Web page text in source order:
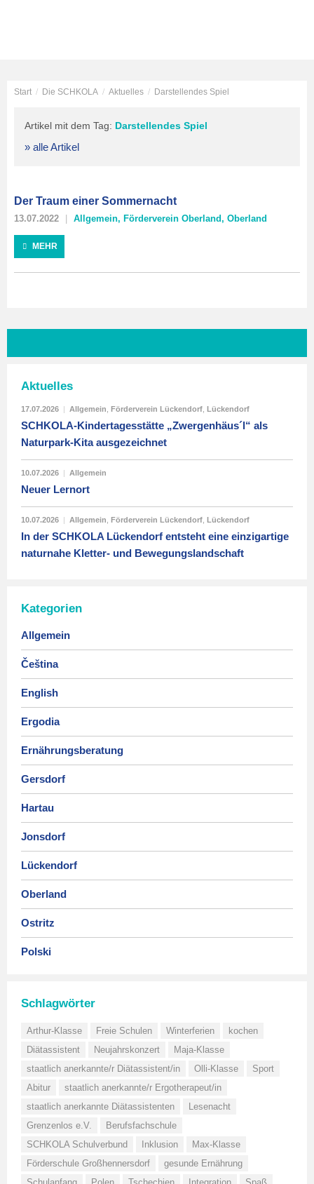
Start / Die SCHKOLA / Aktuelles / Darstellendes Spiel
Artikel mit dem Tag: Darstellendes Spiel
» alle Artikel
Der Traum einer Sommernacht
13.07.2022 Allgemein, Förderverein Oberland, Oberland
MEHR
Aktuelles
17.07.2026 | Allgemein Förderverein Lückendorf Lückendorf
SCHKOLA-Kindertagesstätte „Zwergenhäus´l“ als
Naturpark-Kita ausgezeichnet
10.07.2026 | Allgemein
Neuer Lernort
10.07.2026 | Allgemein Förderverein Lückendorf Lückendorf
In der SCHKOLA Lückendorf entsteht eine einzigartige
naturnahe Kletter- und Bewegungslandschaft
Kategorien
Allgemein
Čeština
English
Ergodia
Ernährungsberatung
Gersdorf
Hartau
Jonsdorf
Lückendorf
Oberland
Ostritz
Polski
Schlagwörter
Arthur-Klasse Freie Schulen Winterferien
kochen
Diätassistent
Neujahrskonzert
Maja-Klasse
staatlich anerkannte/r Diätassistent/in
Olli-Klasse
Sport
Abitur
staatlich anerkannte/r Ergotherapeut/in
staatlich anerkannte Diätassistenten
Lesenacht
Grenzenlos e.V.
Berufsfachschule
SCHKOLA Schulverbund
Inklusion
Max-Klasse
Förderschule Großhennersdorf
gesunde Ernährung